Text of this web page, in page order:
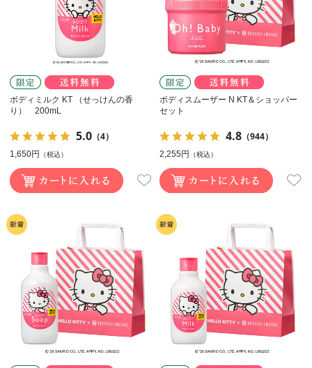
ボディミルク KT （せっけんの香
り） 200mL
5.0（4）
1,650円 （税込）
ボディスムーザー N KT＆ショッパー
セット
4.8 （944）
2,255円 （税込）